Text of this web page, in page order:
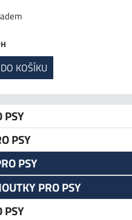
KOŠÍKU
PSY
PSY
PSY
PRO PSY
PSY